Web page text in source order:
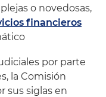
o novedosas,
financieros
por parte
la Comisión
sus siglas en